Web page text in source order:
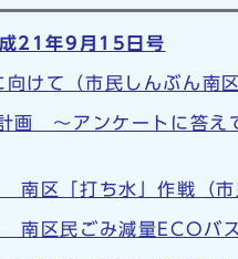
21年9月15日号
向けて（市民しんぶん
画 ～アンケートに答
区「打ち水」作戦（
区民ごみ減量ECOバ